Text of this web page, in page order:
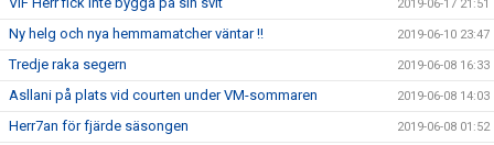
2019-06-17 21:51
Ny helg och nya hemmamatcher väntar !! 2019-06-10 23:47
Tredje raka segern 2019-06-08 16:33
Asllani på plats vid courten under VM-sommaren 2019-06-08 14:03
Herr7an för fjärde säsongen 2019-06-08 01:52